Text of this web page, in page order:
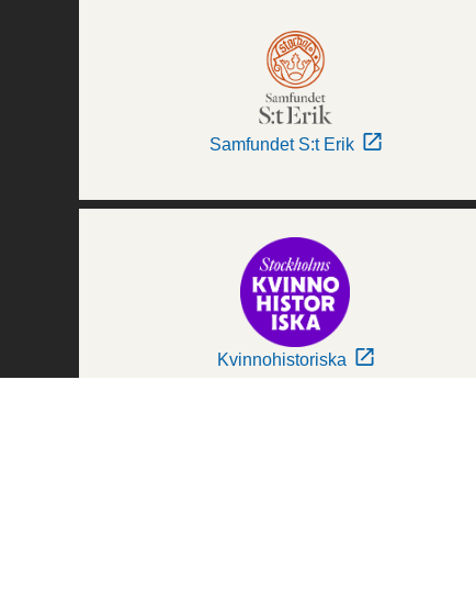
Samfundet S:t Erik
Kvinnohistoriska